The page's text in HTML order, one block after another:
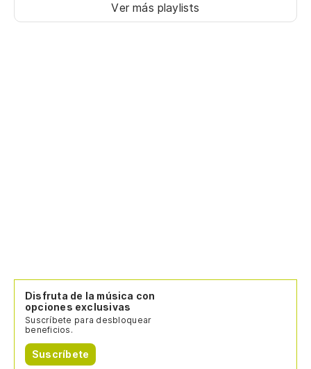
Ver más playlists
Disfruta de la música con
opciones exclusivas
Suscríbete para desbloquear
beneficios.
Suscríbete